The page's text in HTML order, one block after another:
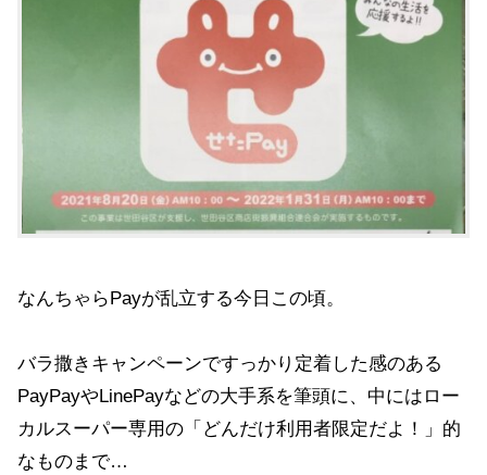
なんちゃらPayが乱立する今日この頃。
バラ撒きキャンペーンですっかり定着した感のある
PayPayやLinePayなどの大手系を筆頭に、中にはロー
カルスーパー専用の「どんだけ利用者限定だよ！」的
なものまで…